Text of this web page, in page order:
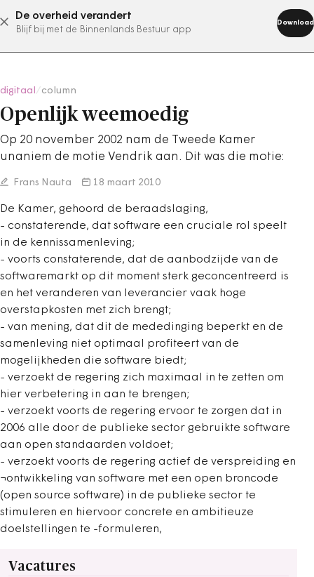
De overheid verandert
Blijf bij met de Binnenlands Bestuur app
Download
abonneer nu
digitaal column
Openlijk weemoedig
Op 20 november 2002 nam de Tweede Kamer
unaniem de motie Vendrik aan. Dit was die motie:
Frans Nauta 18 maart 2010
De Kamer, gehoord de beraadslaging,
- constaterende, dat software een cruciale rol speelt
in de kennissamenleving;
- voorts constaterende, dat de aanbodzijde van de
softwaremarkt op dit moment sterk geconcentreerd is
en het veranderen van leverancier vaak hoge
overstapkosten met zich brengt;
- van mening, dat dit de mededinging beperkt en de
samenleving niet optimaal profiteert van de
mogelijkheden die software biedt;
- verzoekt de regering zich maximaal in te zetten om
hier verbetering in aan te brengen;
- verzoekt voorts de regering ervoor te zorgen dat in
2006 alle door de publieke sector gebruikte software
aan open standaarden voldoet;
- verzoekt voorts de regering actief de verspreiding en
¬ontwikkeling van software met een open broncode
(open source software) in de publieke sector te
stimuleren en hiervoor concrete en ambitieuze
doelstellingen te -formuleren,
Vacatures